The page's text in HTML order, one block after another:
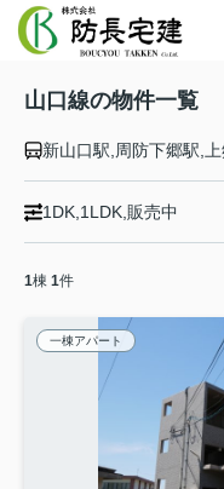
山口線の物件一覧
1DK,1LDK,販売中
1棟 1件
一棟アパート